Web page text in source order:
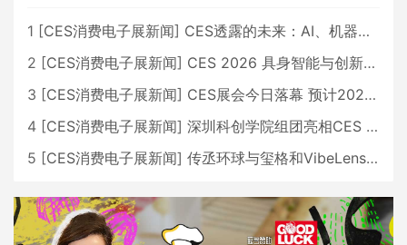
1 [CES消费电子展新闻] CES透露的未来：AI、机器人与智能生活大爆发
2 [CES消费电子展新闻] CES 2026 具身智能与创新领域 中国公司大放异彩
3 [CES消费电子展新闻] CES展会今日落幕 预计2026行业收入将超五千亿美元
4 [CES消费电子展新闻] 深圳科创学院组团亮相CES 广受好评
5 [CES消费电子展新闻] 传丞环球与玺格和VibeLens共同推出全新耳机